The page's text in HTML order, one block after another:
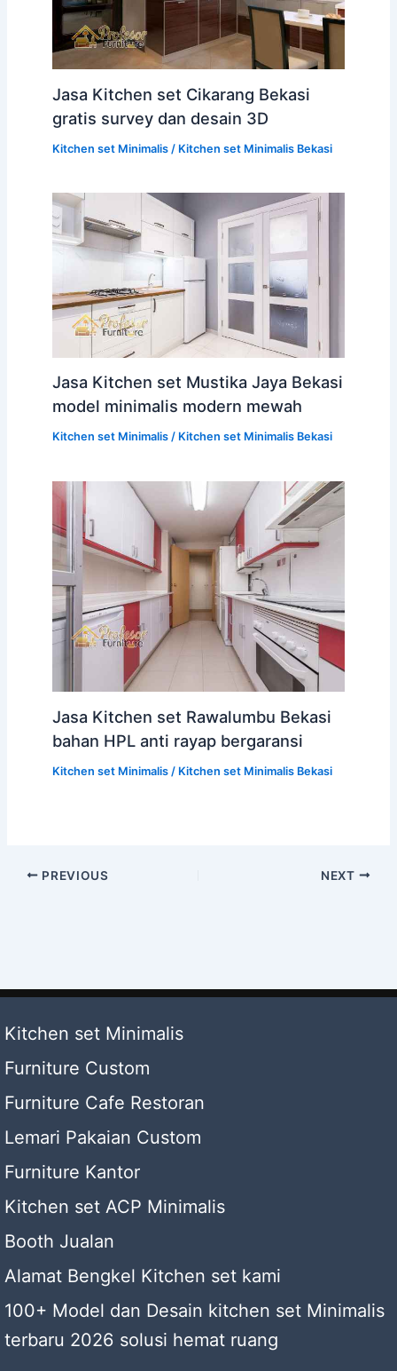
Jasa Kitchen set Cikarang Bekasi
gratis survey dan desain 3D
Kitchen set Minimalis/ Kitchen set Minimalis Bekasi
Jasa Kitchen set Mustika Jaya Bekasi
model minimalis modern mewah
Kitchen set Minimalis/ Kitchen set Minimalis Bekasi
Jasa Kitchen set Rawalumbu Bekasi
bahan HPL anti rayap bergaransi
Kitchen set Minimalis/ Kitchen set Minimalis Bekasi
PREVIOUS NEXT
Kitchen set Minimalis
Furniture Custom
Furniture Cafe Restoran
Lemari Pakaian Custom
Furniture Kantor
Kitchen set ACP Minimalis
Booth Jualan
Alamat Bengkel Kitchen set kami
100+ Model dan Desain kitchen set Minimalis
terbaru 2026 solusi hemat ruang